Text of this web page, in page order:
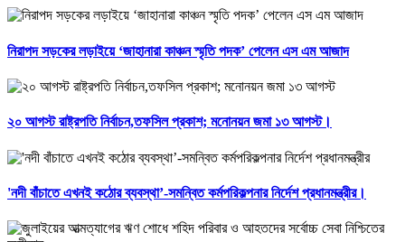
নিরাপদ সড়কের লড়াইয়ে ‘জাহানারা কাঞ্চন স্মৃতি পদক’ পেলেন এস এম আজাদ
২০ আগস্ট রাষ্ট্রপতি নির্বাচন,তফসিল প্রকাশ; মনোনয়ন জমা ১৩ আগস্ট।
'নদী বাঁচাতে এখনই কঠোর ব্যবস্থা’-সমন্বিত কর্মপরিকল্পনার নির্দেশ প্রধানমন্ত্রীর।